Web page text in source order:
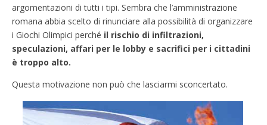
argomentazioni di tutti i tipi. Sembra che l’amministrazione
romana abbia scelto di rinunciare alla possibilità di organizzare
i Giochi Olimpici perché il rischio di infiltrazioni,
speculazioni, affari per le lobby e sacrifici per i cittadini
è troppo alto.
Questa motivazione non può che lasciarmi sconcertato.